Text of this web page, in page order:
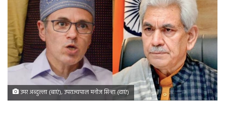
उमर अब्दुल्ला (बाएं), उपराज्यपाल मनोज सिन्हा (दाएं)